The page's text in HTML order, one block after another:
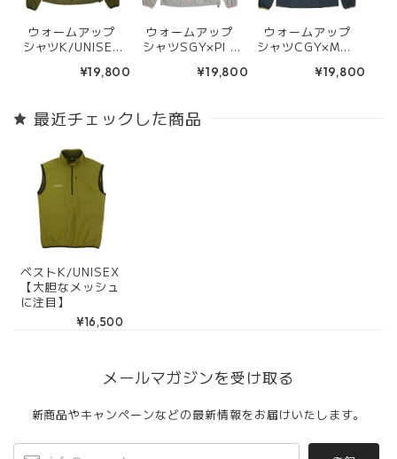
ウォームアップ
シャツK/UNISEX
トナアウター】
¥19,800
ウォームアップ
シャツSGY×PI /
を忘れていないオ
¥19,800
ウォームアップ
シャツCGY×MSD
ポーティー×クー
¥19,800
最近チェックした商品
ベストK/UNISEX
【大胆なメッシュ
に注目】
¥16,500
メールマガジンを受け取る
新商品やキャンペーンなどの最新情報をお届けいたします。